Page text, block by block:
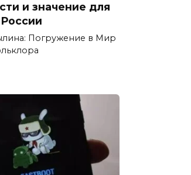
и значение для
Погружение в Мир